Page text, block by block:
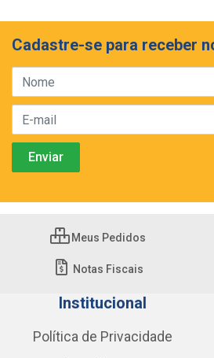
Cadastre-se para receber
Meus Pedidos
Notas Fiscais
Institucional
Política de Privacidade